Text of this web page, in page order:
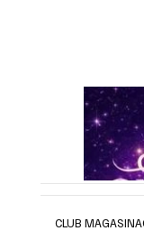
CLUB